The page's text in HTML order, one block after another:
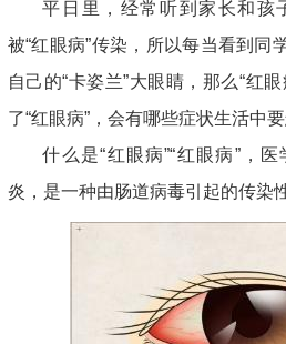
平日里，经常听到家长和孩
被“红眼病”传染， 所以每当看到同
自己的“卡姿兰”大眼睛， 那么“红
了“红眼病”，会有哪些症状生活中
什么是“红眼病”“红眼病”，
炎，是一种由肠道病毒引起的传染